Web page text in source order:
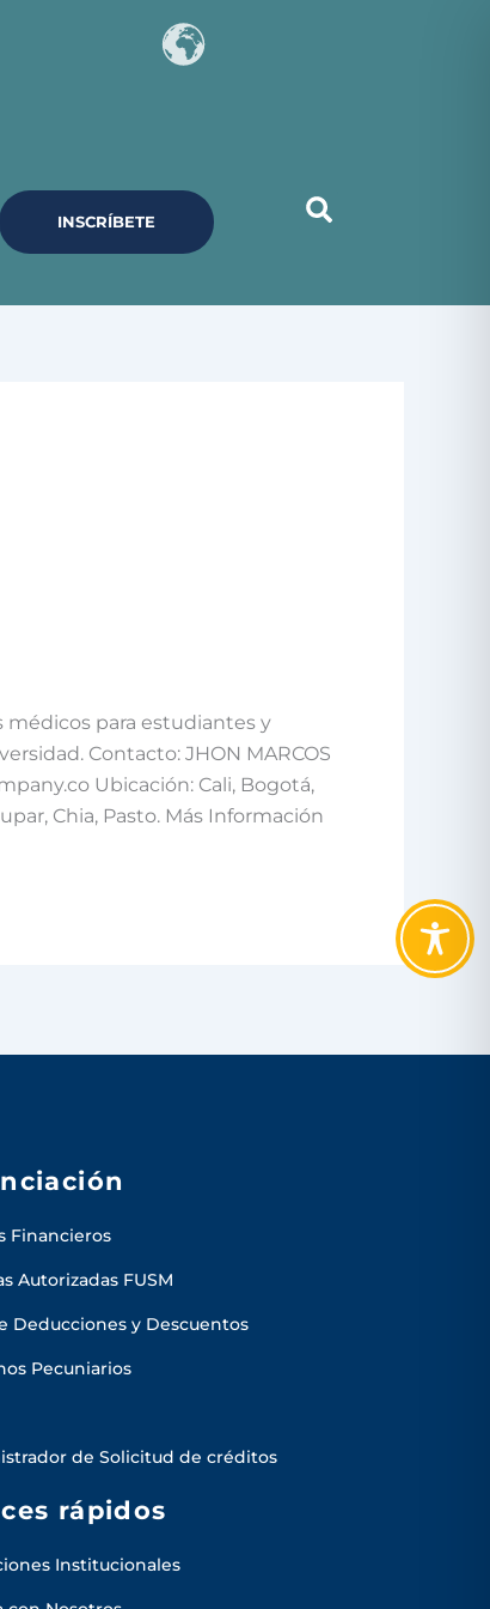
INSCRÍBETE
médicos para estudiantes y
Contacto: JHON MARCOS
Ubicación: Cali, Bogotá,
Chia, Pasto. Más Información
Financieros
Autorizadas FUSM
Deducciones y Descuentos
Pecuniarios
de Solicitud de créditos
rápidos
Institucionales